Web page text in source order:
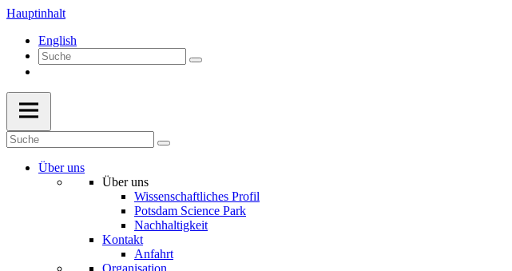
Hauptinhalt
English
Über uns
Über uns
Wissenschaftliches Profil
Potsdam Science Park
Nachhaltigkeit
Kontakt
Anfahrt
Organisation